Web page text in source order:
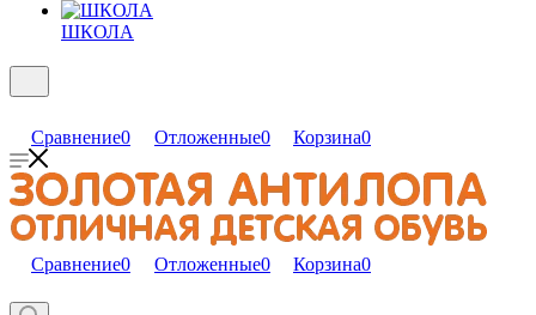
ШКОЛА
Сравнение0 Отложенные0 Корзина0
Сравнение0 Отложенные0 Корзина0